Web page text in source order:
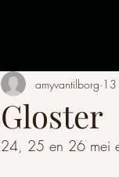
Gloster
amyvantilborg
24, 25 en 26 mei